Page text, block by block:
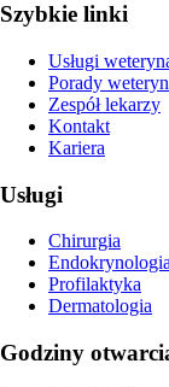
Szybkie linki
Usługi
Porady
Zespół lekarzy
Kontakt
Kariera
Usługi
Chirurgia
Endokrynologia
Profilaktyka
Dermatologia
Godziny